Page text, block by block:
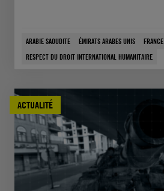
ARABIE SAOUDITE ÉMIRATS ARABES UNIS FRANCE
RESPECT DU DROIT INTERNATIONAL HUMANITAIRE
ACTUALITÉ